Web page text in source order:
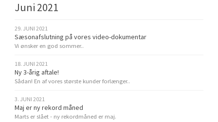
Juni 2021
29. JUNI 2021
Sæsonafslutning på vores video-dokumentar
Vi ønsker en god sommer..
18. JUNI 2021
Ny 3-årig aftale!
Sådan! En af vores største kunder forlænger..
3. JUNI 2021
Maj er ny rekord måned
Marts er slået - ny rekordmåned er maj.